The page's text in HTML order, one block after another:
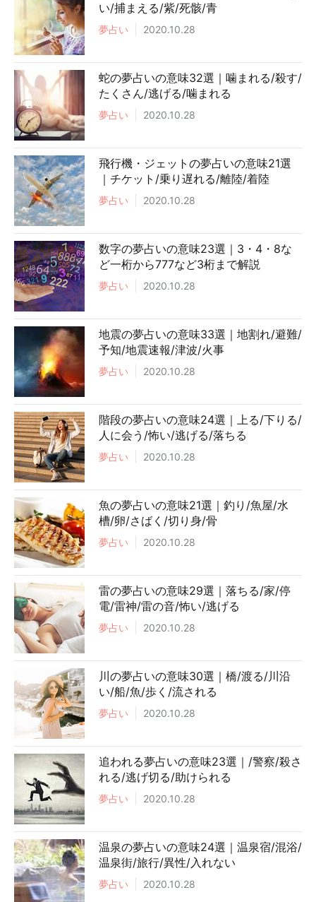
い/捕まえる/紫/死骸/青
夢占い 2020.10.28
蛇の夢占いの意味32選｜噛まれる/殺す/
たくさん/逃げる/噛まれる
夢占い 2020.10.28
飛行機・ジェットの夢占いの意味21選
｜チケット/乗り遅れる/離陸/着陸
夢占い 2020.10.28
数字の夢占いの意味23選｜3・4・8な
ど一桁から777など3桁まで解説
夢占い 2020.10.28
地震の夢占いの意味33選｜地割れ/避難/
予知/地震速報/津波/火事
夢占い 2020.10.28
階段の夢占いの意味24選｜上る/下りる/
人に会う/怖い/逃げる/落ちる
夢占い 2020.10.28
魚の夢占いの意味21選｜釣り/魚屋/水
槽/卵/さばく/切り身/骨
夢占い 2020.10.28
雷の夢占いの意味29選｜落ちる/家/停
電/雷神/雷の音/怖い/逃げる
夢占い 2020.10.28
川の夢占いの意味30選｜橋/渡る/川沿
い/船/魚/歩く/流される
夢占い 2020.10.28
追われる夢占いの意味23選｜/警察/殺さ
れる/逃げ切る/助けられる
夢占い 2020.10.28
温泉の夢占いの意味24選｜温泉宿/混浴/
温泉街/旅行/異性/入れない
夢占い 2020.10.28